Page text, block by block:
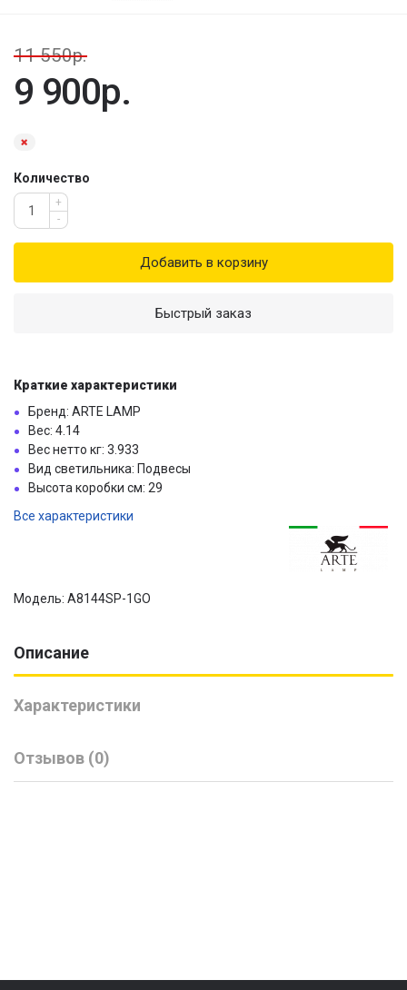
11 550р.
9 900р.
Количество
+
-
Добавить в корзину
Быстрый заказ
Краткие характеристики
Бренд: ARTE LAMP
Вес: 4.14
Вес нетто кг: 3.933
Вид светильника: Подвесы
Высота коробки см: 29
Все характеристики
Модель: A8144SP-1GO
Описание
Характеристики
Отзывов (0)